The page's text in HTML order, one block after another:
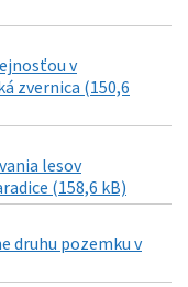
v
zvernica (150,6
lesov
(158,6 kB)
druhu pozemku v